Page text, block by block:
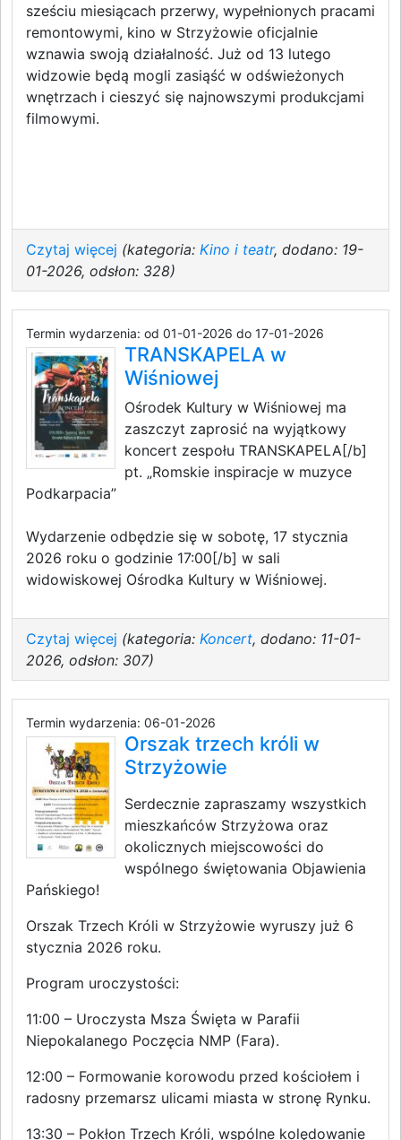
sześciu miesiącach przerwy, wypełnionych pracami
remontowymi, kino w Strzyżowie oficjalnie
wznawia swoją działalność. Już od 13 lutego
widzowie będą mogli zasiąść w odświeżonych
wnętrzach i cieszyć się najnowszymi produkcjami
filmowymi.
Czytaj więcej (kategoria: Kino i teatr, dodano: 19-
01-2026, odsłon: 328)
Termin wydarzenia: od 01-01-2026 do 17-01-2026
TRANSKAPELA w
Wiśniowej
Ośrodek Kultury w Wiśniowej ma
zaszczyt zaprosić na wyjątkowy
koncert zespołu TRANSKAPELA[/b]
pt. „Romskie inspiracje w muzyce
Podkarpacia”
Wydarzenie odbędzie się w sobotę, 17 stycznia
2026 roku o godzinie 17:00[/b] w sali
widowiskowej Ośrodka Kultury w Wiśniowej.
Czytaj więcej (kategoria: Koncert, dodano: 11-01-
2026, odsłon: 307)
Termin wydarzenia: 06-01-2026
Orszak trzech króli w
Strzyżowie
Serdecznie zapraszamy wszystkich
mieszkańców Strzyżowa oraz
okolicznych miejscowości do
wspólnego świętowania Objawienia
Pańskiego!
Orszak Trzech Króli w Strzyżowie wyruszy już 6
stycznia 2026 roku.
Program uroczystości:
11:00 – Uroczysta Msza Święta w Parafii
Niepokalanego Poczęcia NMP (Fara).
12:00 – Formowanie korowodu przed kościołem i
radosny przemarsz ulicami miasta w stronę Rynku.
13:30 – Pokłon Trzech Króli, wspólne kolędowanie